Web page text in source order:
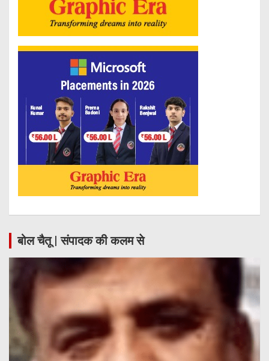
बोल चैतू | संपादक की कलम से